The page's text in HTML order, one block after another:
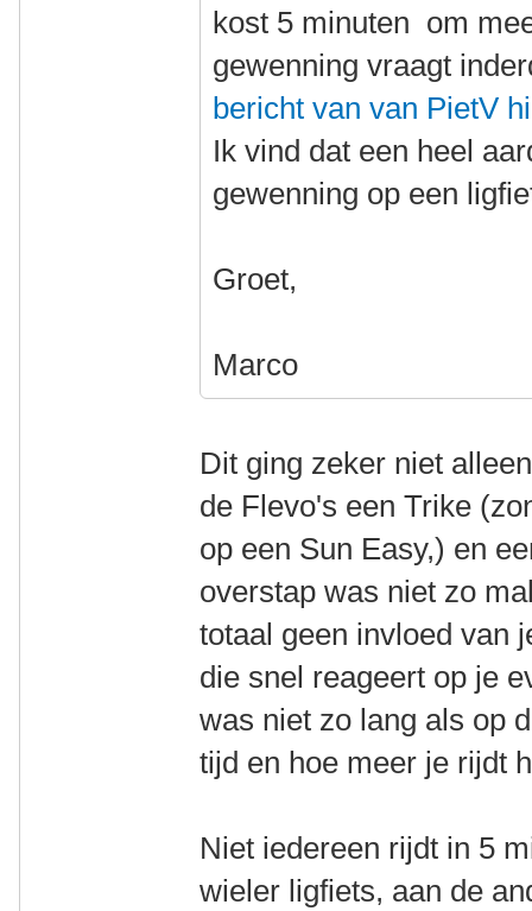
kost 5 minuten om
gewenning vraagt
bericht van van PietV
Ik vind dat een heel
gewenning op een
Groet,
Marco
Dit ging zeker niet
de Flevo's een Trike
op een Sun Easy,) en
overstap was niet zo
totaal geen invloed van
die snel reageert op je
was niet zo lang als op
tijd en hoe meer je rijdt
Niet iedereen rijdt in 5
wieler ligfiets, aan de